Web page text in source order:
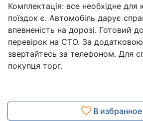
Комплектація: все необхідне
поїздок є. Автомобіль дарує
впевненість на дорозі. Готовий
перевірок на СТО. За
звертайтесь за телефоном. Для
покупця торг.
В избранное